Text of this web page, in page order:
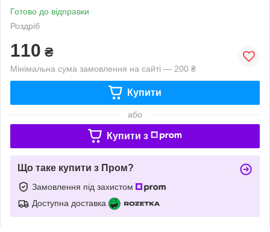
Готово до відправки
Роздріб
110 ₴
Мінімальна сума замовлення на сайті — 200 ₴
Купити
або
Купити з
Що таке купити з Пром?
Замовлення під захистом
Доступна доставка